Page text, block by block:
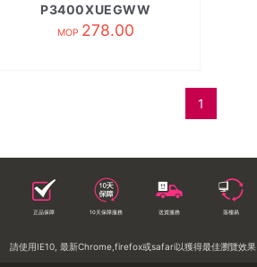
P3400XUEGWW
10000mAh充電
MOP 278.00
1
正品保障 10天保障服務 送貨服務 落樓易
請使用IE10, 最新Chrome,firefox或safari以獲得最佳瀏覽效果